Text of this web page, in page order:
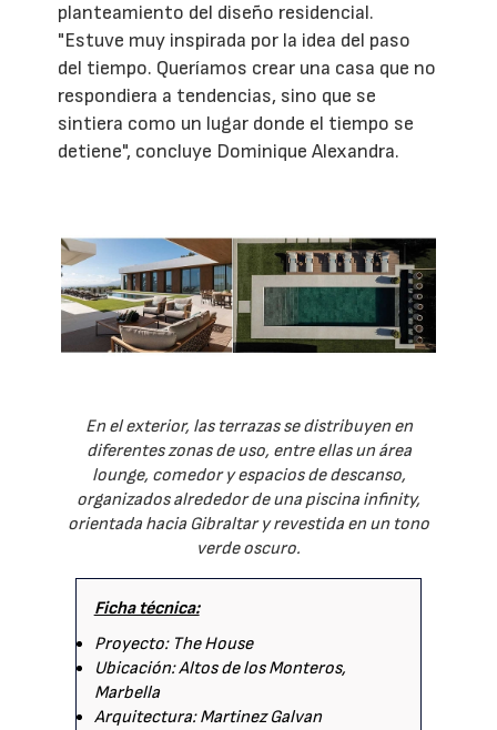
planteamiento del diseño residencial.
"Estuve muy inspirada por la idea del paso
del tiempo. Queríamos crear una casa que no
respondiera a tendencias, sino que se
sintiera como un lugar donde el tiempo se
detiene", concluye Dominique Alexandra.
En el exterior, las terrazas se distribuyen en
diferentes zonas de uso, entre ellas un área
lounge, comedor y espacios de descanso,
organizados alrededor de una piscina infinity,
orientada hacia Gibraltar y revestida en un tono
verde oscuro.
Ficha técnica:
Proyecto: The House
Ubicación: Altos de los Monteros,
Marbella
Arquitectura: Martinez Galvan